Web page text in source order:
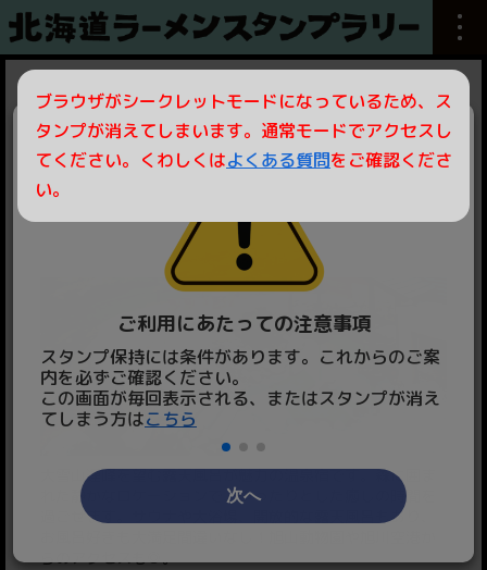
ブラウザがシークレットモードになっているため、ス
タンプが消えてしまいます。通常モードでアクセスし
てください。くわしくはよくある質問をご確認くださ
い。
ご利用にあたっての注意事項
スタンプ保持には条件があります。これからのご案
内を必ずご確認ください。
この画面が毎回表示される、またはスタンプが消え
てしまう方はこちら
次へ
森のゆ ホテル花神楽 ペア宿泊券…1名様
大雪山連峰を望む露天風呂が魅力の温泉宿です。森に囲ま
れた静かなロケーションで、ゆったりとした癒しの時間を
過ごせます。サウナや大浴場、開放的な露天風呂もあり、
らのアクセスも◎。